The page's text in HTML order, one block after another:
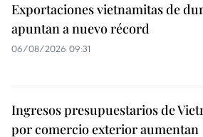
Exportaciones vietnamitas de
apuntan a nuevo récord
06/08/2026 09:31
Ingresos presupuestarios de
por comercio exterior aumentan